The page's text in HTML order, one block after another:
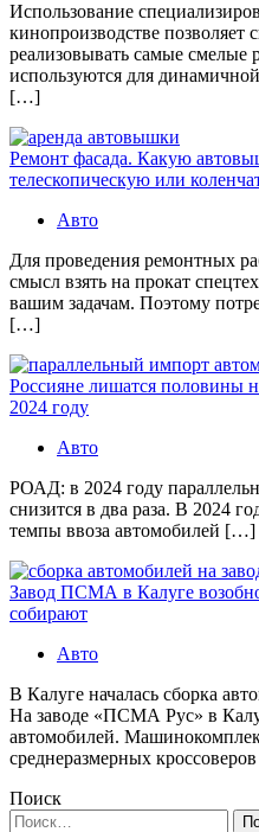
Использование
кинопроизводстве
реализовывать самые
используются для
[…]
Ремонт фасада. Какую
телескопическую или
Авто
Для проведения ремонтных
смысл взять на прокат
вашим задачам. Поэтому
[…]
Россияне лишатся половины
2024 году
Авто
РОАД: в 2024 году
снизится в два раза. В 2024
темпы ввоза автомобилей […]
Завод ПСМА в Калуге
собирают
Авто
В Калуге началась сборка
На заводе «ПСМА Рус» в
автомобилей.
среднеразмерных
Поиск
Найти: